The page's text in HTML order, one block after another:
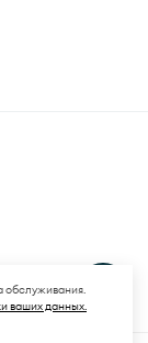
обслуживания.
ваших данных.